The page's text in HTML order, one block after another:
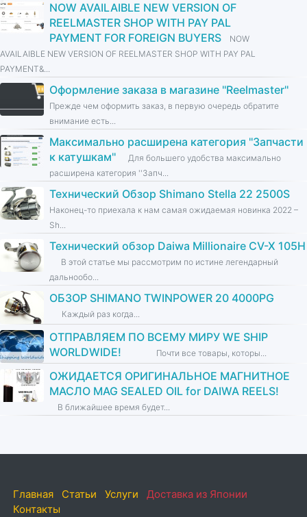
NOW AVAILAIBLE NEW VERSION OF
REELMASTER SHOP WITH PAY PAL
PAYMENT FOR FOREIGN BUYERS
NOW
AVAILAIBLE NEW VERSION OF REELMASTER SHOP WITH PAY PAL
PAYMENT&...
Оформление заказа в магазине ''Reelmaster''
Прежде чем оформить заказ, в первую очередь обратите
внимание есть...
Максимально расширена категория ''Запчасти
к катушкам''
Для большего удобства максимально
расширена категория ''Запч...
Технический Обзор Shimano Stella 22 2500S
Наконец-то приехала к нам самая ожидаемая новинка 2022 –
Sh...
Технический обзор Daiwa Millionaire CV-X 105H
В этой статье мы рассмотрим по истине легендарный
дальнообо...
ОБЗОР SHIMANO TWINPOWER 20 4000PG
Каждый раз когда...
ОТПРАВЛЯЕМ ПО ВСЕМУ МИРУ WE SHIP
WORLDWIDE!
Почти все товары, которы...
ОЖИДАЕТСЯ ОРИГИНАЛЬНОЕ МАГНИТНОЕ
МАСЛО MAG SEALED OIL for DAIWA REELS!
В ближайшее время будет...
Главная Статьи Услуги
Доставка из Японии
Контакты